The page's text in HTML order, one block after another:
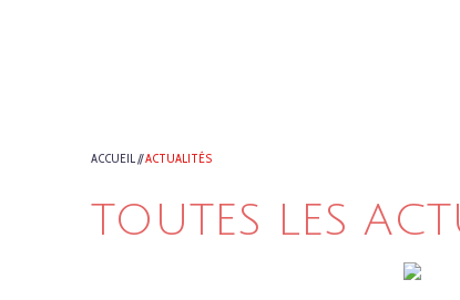
ACCUEIL//ACTUALITÉS
TOUTES LES